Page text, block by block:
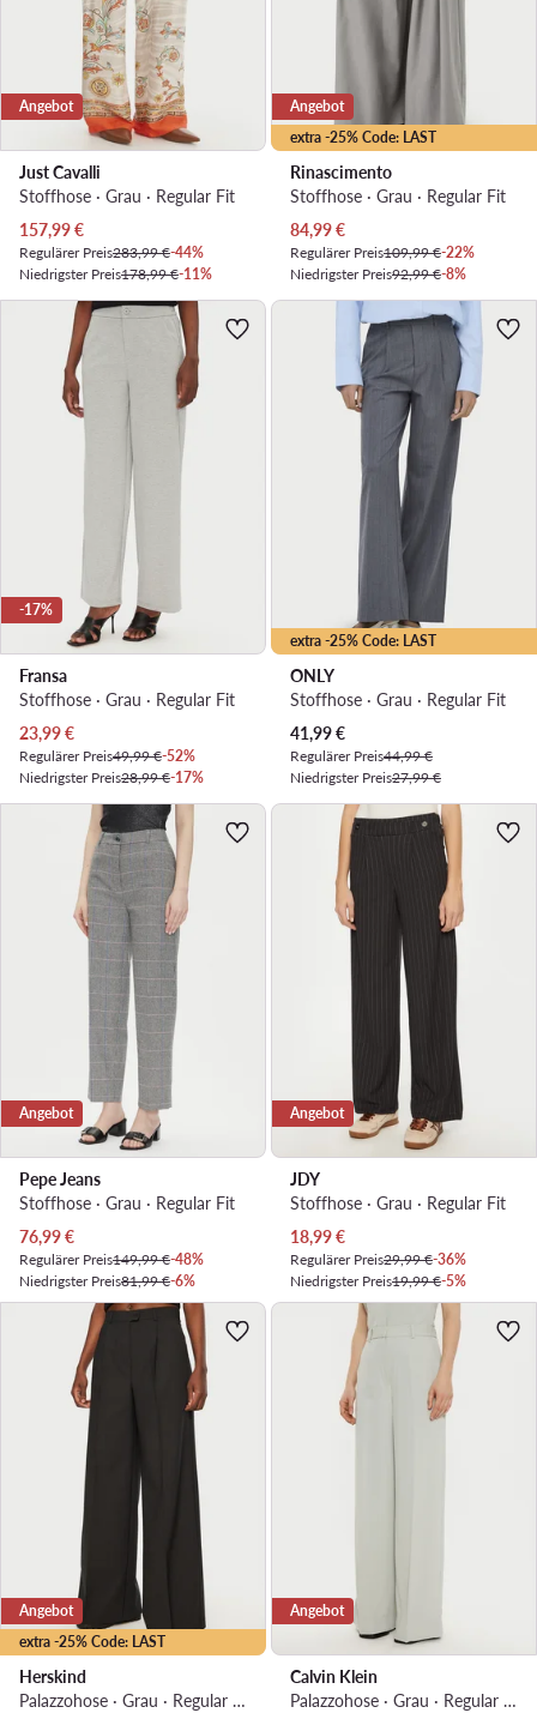
Angebot
Just Cavalli
Stoffhose · Grau · Regular Fit
Aktueller Preis
157,99€
Regulärer Preis283,99 €-44%
Niedrigster Preis178,99 €-11%
extra -25% Code: LAST
Angebot
Rinascimento
Stoffhose · Grau · Regular Fit
Aktueller Preis
84,99€
Regulärer Preis109,99 €-22%
Niedrigster Preis92,99 €-8%
-17%
Fransa
Stoffhose · Grau · Regular Fit
Aktueller Preis
23,99€
Regulärer Preis49,99 €-52%
Niedrigster Preis28,99 €-17%
extra -25% Code: LAST
ONLY
Stoffhose · Grau · Regular Fit
Aktueller Preis
41,99€
Regulärer Preis44,99 €
Niedrigster Preis27,99 €
Angebot
Pepe Jeans
Stoffhose · Grau · Regular Fit
Aktueller Preis
76,99€
Regulärer Preis149,99 €-48%
Niedrigster Preis81,99 €-6%
Angebot
JDY
Stoffhose · Grau · Regular Fit
Aktueller Preis
18,99€
Regulärer Preis29,99 €-36%
Niedrigster Preis19,99 €-5%
extra -25% Code: LAST
Angebot
Herskind
Palazzohose · Grau · Regular Fit
Angebot
Calvin Klein
Palazzohose · Grau · Regular Fit